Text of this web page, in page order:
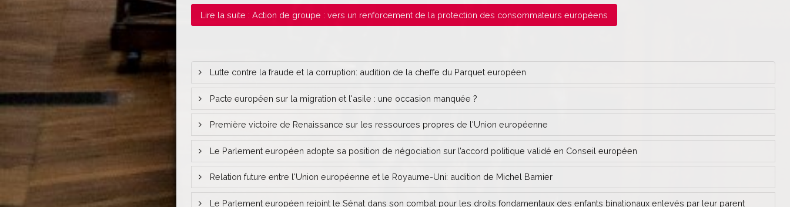
Lire la suite : Action de groupe : vers un renforcement de la protection des consommateurs européens
Lutte contre la fraude et la corruption: audition de la cheffe du Parquet européen
Pacte européen sur la migration et l'asile : une occasion manquée ?
Première victoire de Renaissance sur les ressources propres de l'Union européenne
Le Parlement européen adopte sa position de négociation sur l’accord politique validé en Conseil européen
Relation future entre l'Union européenne et le Royaume-Uni: audition de Michel Barnier
Le Parlement européen rejoint le Sénat dans son combat pour les droits fondamentaux des enfants binationaux enlevés par leur parent